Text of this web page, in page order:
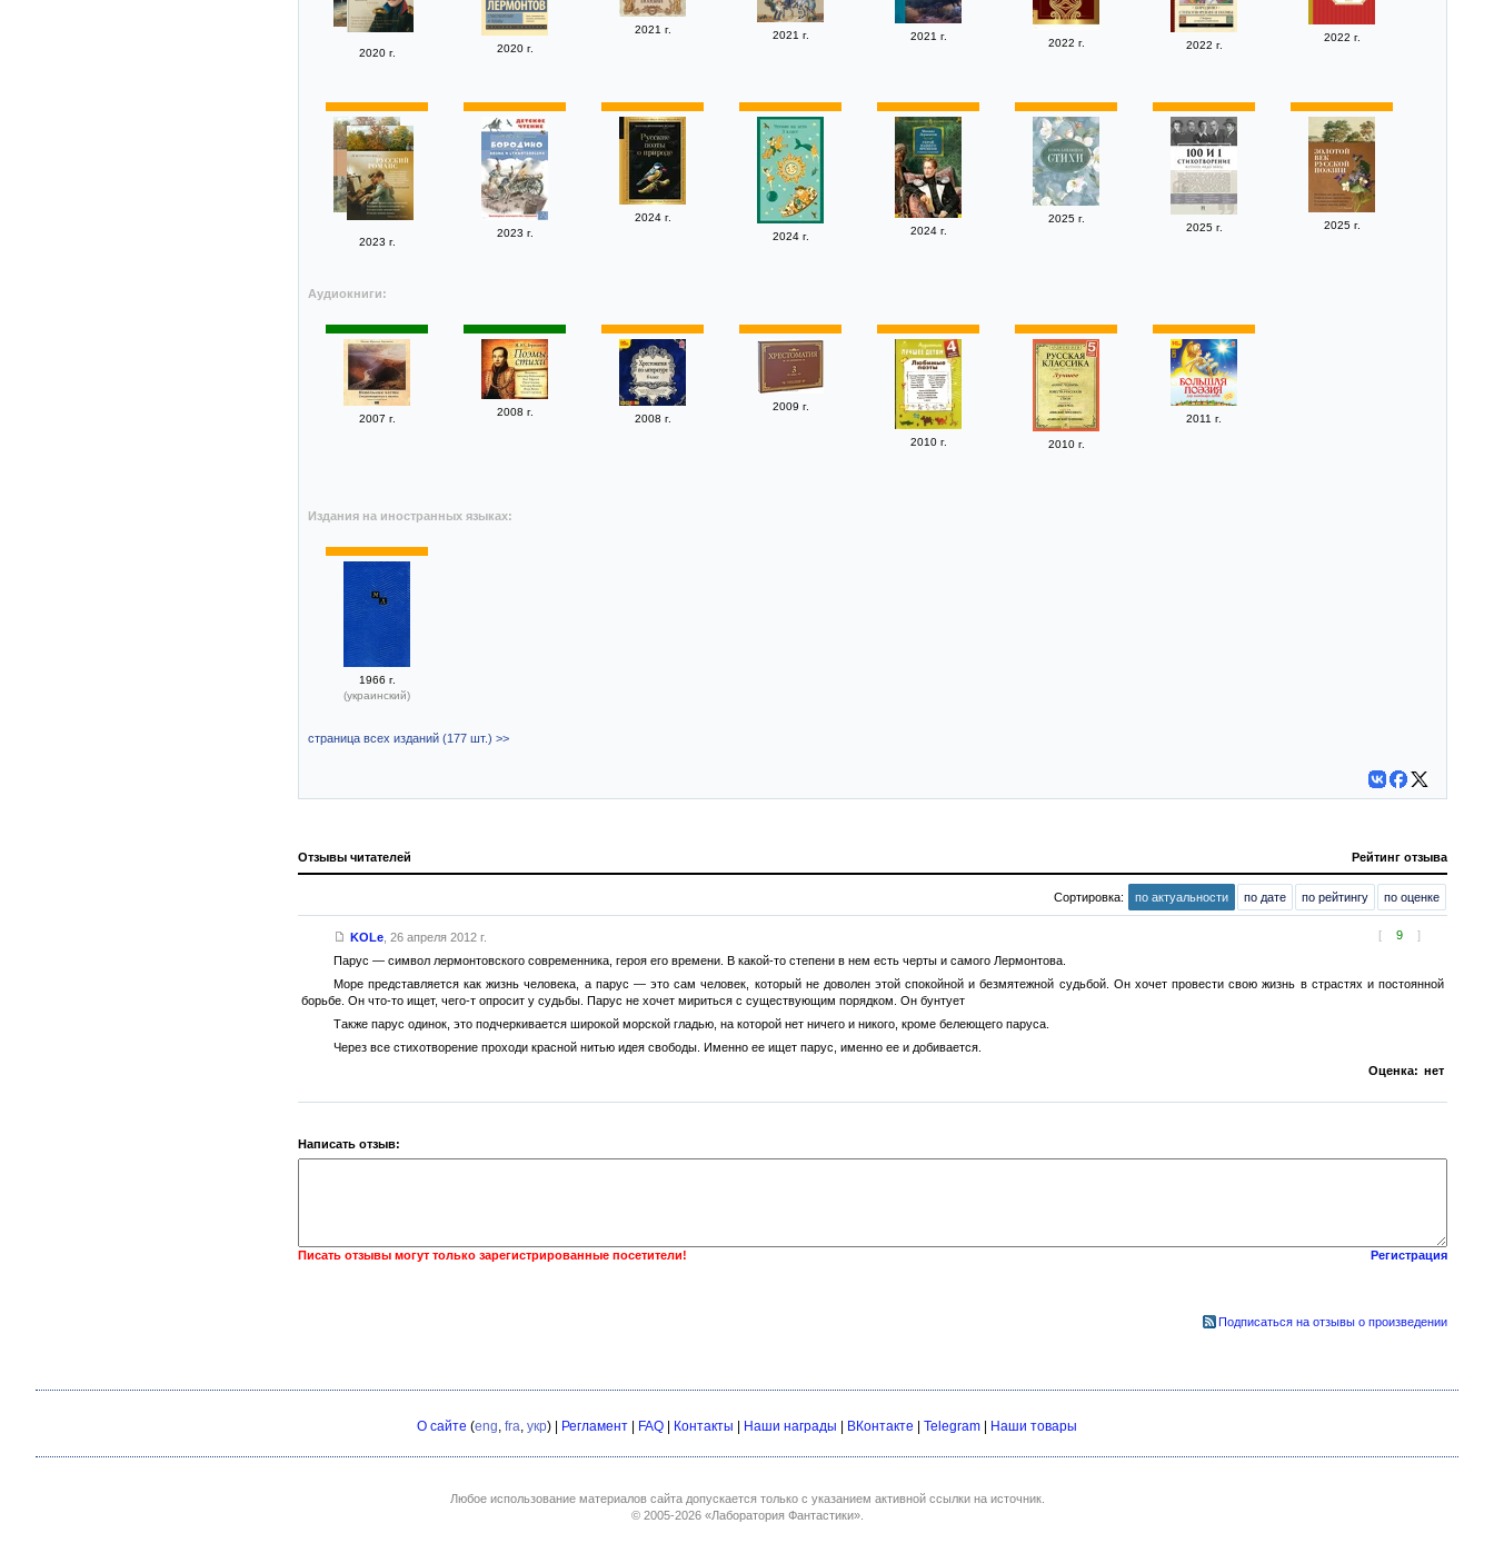
2020 г. 2020 г.
2021 г. 2021 г. 2021 г.
2022 г. 2022 г.
2022 г.
2023 г.
2023 г.
2024 г.
2024 г.
2024 г.
2025 г.
2025 г. 2025 г.
Аудиокниги:
2007 г.
2008 г.
2008 г.
2009 г.
2010 г. 2010 г.
2011 г.
Издания на иностранных языках:
1966 г.
(украинский)
страница всех изданий (177 шт.) >>
Отзывы читателей Рейтинг отзыва
Сортировка: по актуальности по дате по рейтингу по оценке
[ 9 ]
KOLe, 26 апреля 2012 г.
Парус — символ лермонтовского современника, героя его времени. В какой-то степени в нем есть черты и самого Лермонтова.
Море представляется как жизнь человека, а парус — это сам человек, который не доволен этой спокойной и безмятежной судьбой. Он хочет провести свою жизнь в страстях и постоянной
борьбе. Он что-то ищет, чего-т опросит у судьбы. Парус не хочет мириться с существующим порядком. Он бунтует
Также парус одинок, это подчеркивается широкой морской гладью, на которой нет ничего и никого, кроме белеющего паруса.
Через все стихотворение проходи красной нитью идея свободы. Именно ее ищет парус, именно ее и добивается.
Оценка: нет
Написать отзыв:
Писать отзывы могут только зарегистрированные посетители! Регистрация
Подписаться на отзывы о произведении
О сайте (eng, fra, укр) | Регламент FAQ Контакты Наши награды ВКонтакте Telegram Наши товары
Любое использование материалов сайта допускается только с указанием активной ссылки на источник.
© 2005-2026 «Лаборатория Фантастики».